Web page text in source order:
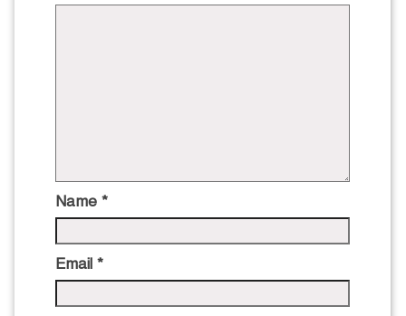
Name *
Email *